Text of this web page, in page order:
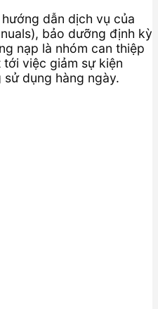
dẫn dịch vụ của
bảo dưỡng định kỳ
nạp là nhóm can thiệp
việc giảm sự kiện
dụng hàng ngày.